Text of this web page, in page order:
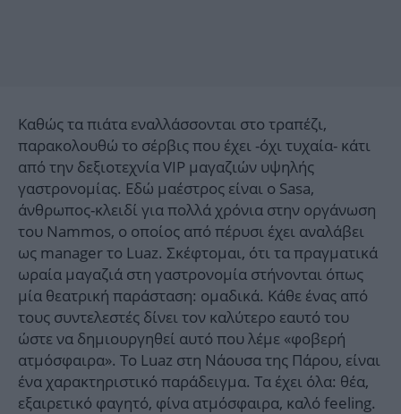
Καθώς τα πιάτα εναλλάσσονται στο τραπέζι,
παρακολουθώ το σέρβις που έχει -όχι τυχαία- κάτι
από την δεξιοτεχνία VIP μαγαζιών υψηλής
γαστρονομίας. Εδώ μαέστρος είναι ο Sasa,
άνθρωπος-κλειδί για πολλά χρόνια στην οργάνωση
του Nammos, ο οποίος από πέρυσι έχει αναλάβει
ως manager το Luaz. Σκέφτομαι, ότι τα πραγματικά
ωραία μαγαζιά στη γαστρονομία στήνονται όπως
μία θεατρική παράσταση: ομαδικά. Κάθε ένας από
τους συντελεστές δίνει τον καλύτερο εαυτό του
ώστε να δημιουργηθεί αυτό που λέμε «φοβερή
ατμόσφαιρα». Το Luaz στη Νάουσα της Πάρου, είναι
ένα χαρακτηριστικό παράδειγμα. Τα έχει όλα: θέα,
εξαιρετικό φαγητό, φίνα ατμόσφαιρα, καλό feeling.